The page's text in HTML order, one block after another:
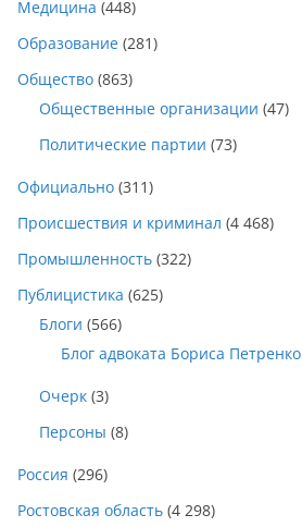
Медицина (448)
Образование (281)
Общество (863)
Общественные организации (47)
Политические партии (73)
Официально (311)
Происшествия и криминал (4 468)
Промышленность (322)
Публицистика (625)
Блоги (566)
Блог адвоката Бориса Петренко
Очерк (3)
Персоны (8)
Россия (296)
Ростовская область (4 298)